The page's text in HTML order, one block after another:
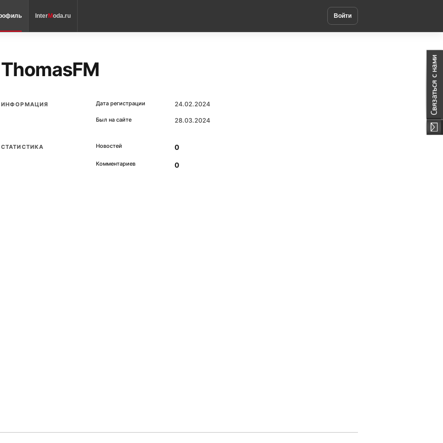
InterModa.ru Войти
ThomasFM
ИНФОРМАЦИЯ Дата регистрации 24.02.2024
Был на сайте 28.03.2024
СТАТИСТИКА Новостей 0
Комментариев 0